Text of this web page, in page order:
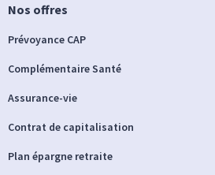
Nos offres
Prévoyance CAP
Complémentaire Santé
Assurance-vie
Contrat de capitalisation
Plan épargne retraite